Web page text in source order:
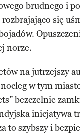
brudnego i
się
norze.
na jutrzejszy
w tym
bezczelnie
inicjatywa
to szybszy i